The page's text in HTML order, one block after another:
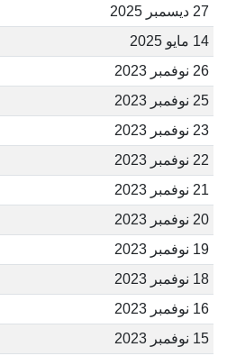
27 ديسمبر 2025
14 مايو 2025
26 نوفمبر 2023
25 نوفمبر 2023
23 نوفمبر 2023
22 نوفمبر 2023
21 نوفمبر 2023
20 نوفمبر 2023
19 نوفمبر 2023
18 نوفمبر 2023
16 نوفمبر 2023
15 نوفمبر 2023